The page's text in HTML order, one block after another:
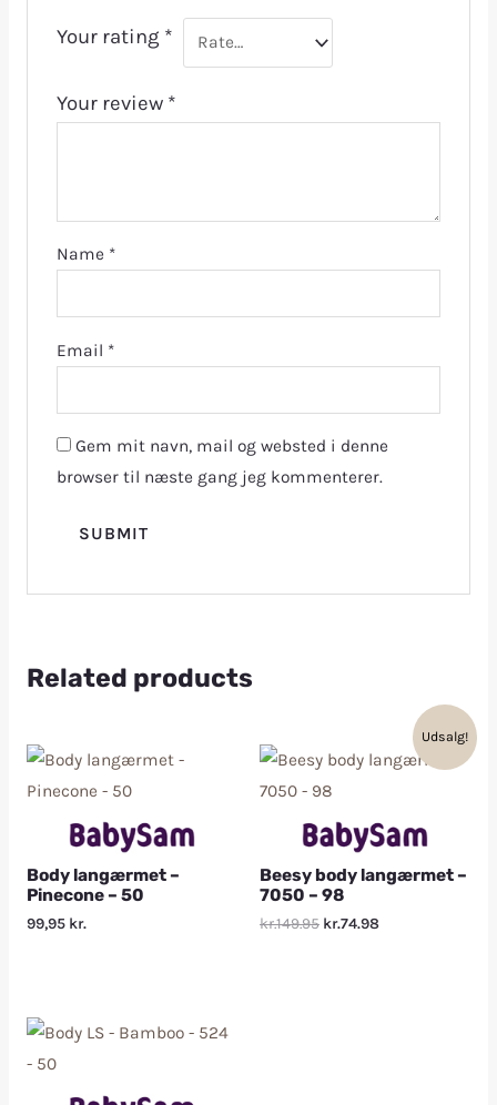
Your rating *
Your review *
Name *
Email *
Gem mit navn, mail og websted i denne
browser til næste gang jeg kommenterer.
Related products
Body langærmet –
Pinecone – 50
99,95 kr.
Udsalg!
Beesy body langærmet –
7050 – 98
kr.149.95 kr.74.98